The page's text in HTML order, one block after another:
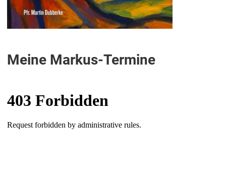
Meine Markus-Termine